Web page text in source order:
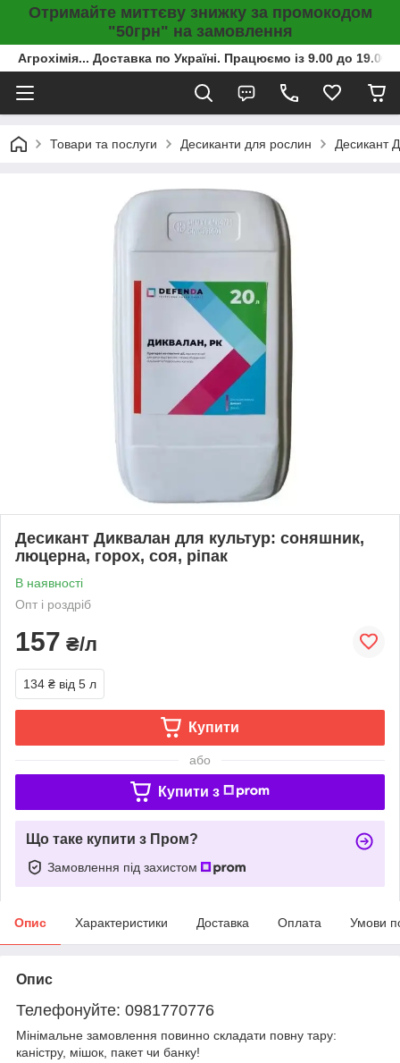
Отримайте миттєву знижку за промокодом
"50грн" на замовлення
Агрохімія... Доставка по Україні. Працюємо із 9.00 до
Товари та послуги Десиканти для рослин Десикант
Десикант Диквалан для культур: соняшник,
люцерна, горох, соя, ріпак
В наявності
Опт і роздріб
157 ₴/л
134 ₴ від 5 л
Купити
або
Купити з
Що таке купити з Пром?
Замовлення під захистом
Опис Характеристики Доставка Оплата Умови
Опис
Телефонуйте: 0981770776
Мінімальне замовлення повинно складати повну тару:
каністру, мішок, пакет чи банку!